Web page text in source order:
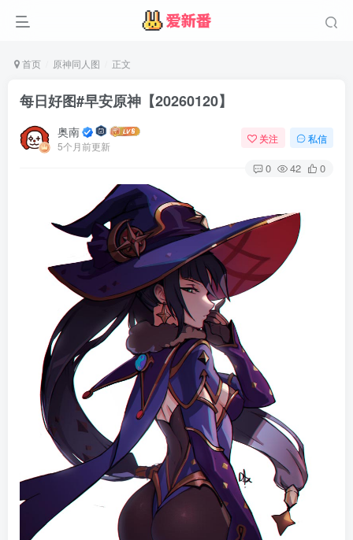
首页 原神同人图 正文
每日好图#早安原神【20260120】
奥南
5个月前更新
关注 私信
0 42 0